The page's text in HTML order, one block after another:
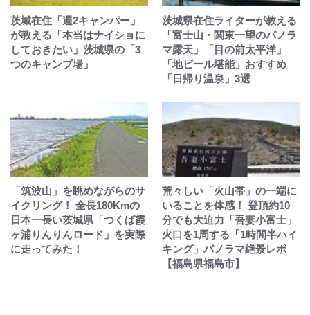
茨城在住「週2キャンパー」
が教える「本当はナイショに
しておきたい」茨城県の「3
つのキャンプ場」
茨城県在住ライターが教える
「富士山・関東一望のパノラ
マ露天」「目の前太平洋」
「地ビール堪能」おすすめ
「日帰り温泉」3選
「筑波山」を眺めながらのサ
イクリング！ 全長180Kmの
日本一長い茨城県「つくば霞
ヶ浦りんりんロード」を実際
に走ってみた！
荒々しい「火山帯」の一端に
いることを体感！ 登頂約10
分でも大迫力「吾妻小富士」
火口を1周する「1時間半ハイ
キング」パノラマ絶景レポ
【福島県福島市】